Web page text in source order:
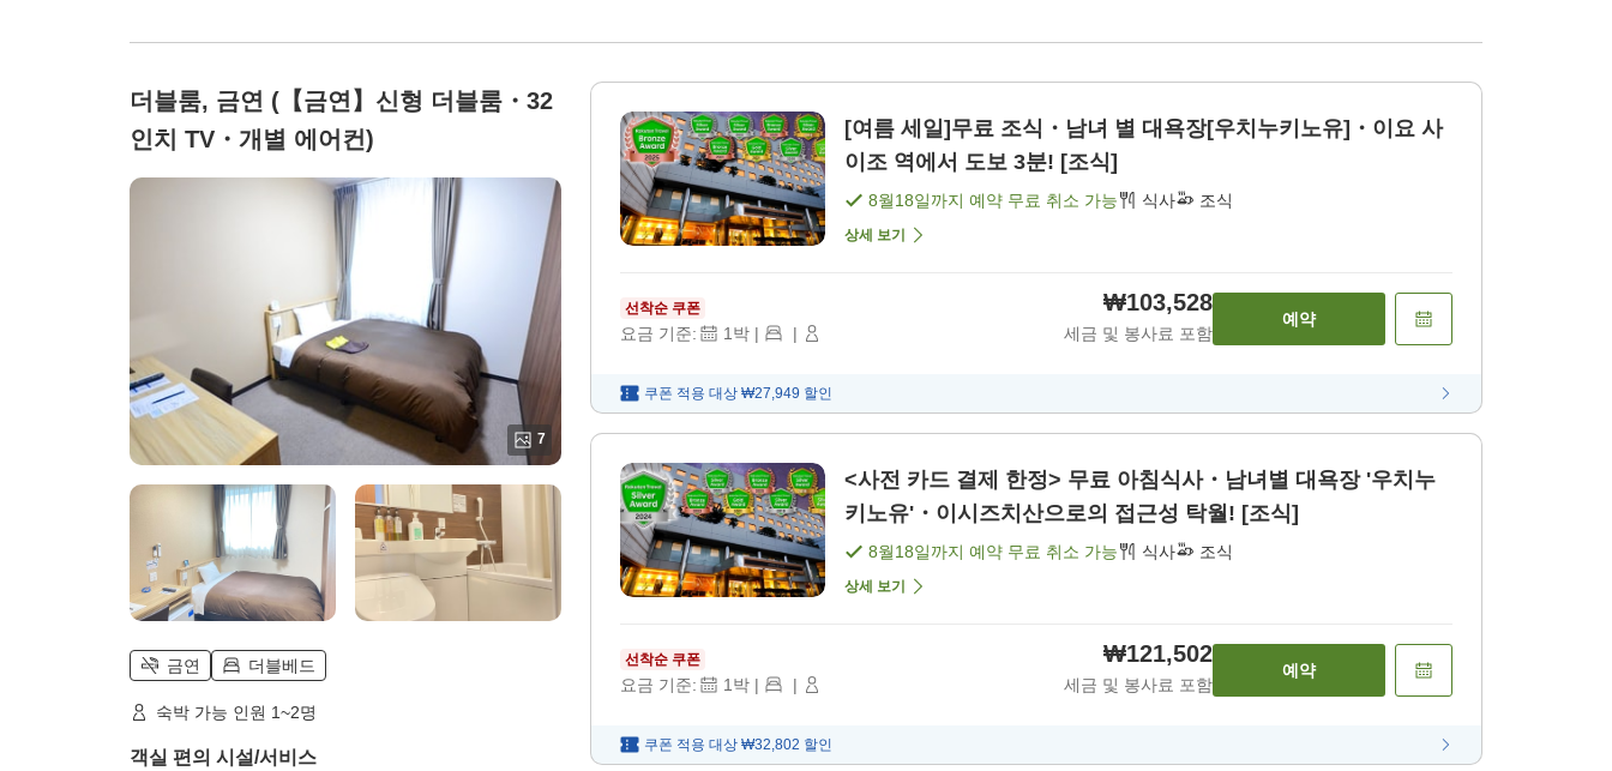
더블룸, 금연 (【금연】신형 더블룸・32
인치 TV・개별 에어컨)
7
금연 더블베드
숙박 가능 인원 1~2명
객실 편의 시설/서비스
[여름 세일]무료 조식・남녀 별 대욕장[우치누키노유]・이요 사
이조 역에서 도보 3분! [조식]
8월18일까지 예약 무료 취소 가능 식사 조식
상세 보기
선착순 쿠폰
요금 기준: 1 박 | |
₩103,528
세금 및 봉사료 포함
예약
쿠폰 적용 대상 ₩27,949 할인
<사전 카드 결제 한정> 무료 아침식사・남녀별 대욕장 '우치누
키노유'・이시즈치산으로의 접근성 탁월! [조식]
8월18일까지 예약 무료 취소 가능 식사 조식
상세 보기
선착순 쿠폰
요금 기준: 1 박 | |
₩121,502
세금 및 봉사료 포함
예약
쿠폰 적용 대상 ₩32,802 할인